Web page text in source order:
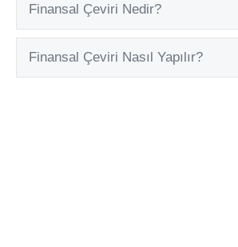
Finansal Çeviri Nedir?
Finansal Çeviri Nasıl Yapılır?